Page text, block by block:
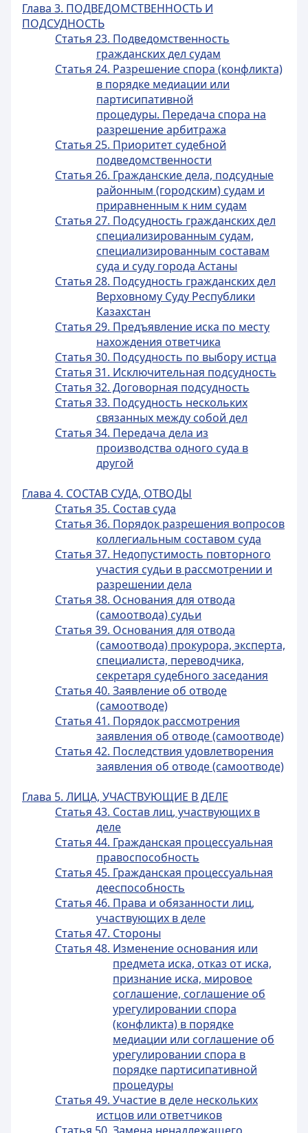
Глава 3. ПОДВЕДОМСТВЕННОСТЬ И
ПОДСУДНОСТЬ
Статья 23. Подведомственность
гражданских дел судам
Статья 24. Разрешение спора (конфликта)
в порядке медиации или
партисипативной
процедуры. Передача спора на
разрешение арбитража
Статья 25. Приоритет судебной
подведомственности
Статья 26. Гражданские дела, подсудные
районным (городским) судам и
приравненным к ним судам
Статья 27. Подсудность гражданских дел
специализированным судам,
специализированным составам
суда и суду города Астаны
Статья 28. Подсудность гражданских дел
Верховному Суду Республики
Казахстан
Статья 29. Предъявление иска по месту
нахождения ответчика
Статья 30. Подсудность по выбору истца
Статья 31. Исключительная подсудность
Статья 32. Договорная подсудность
Статья 33. Подсудность нескольких
связанных между собой дел
Статья 34. Передача дела из
производства одного суда в
другой
Глава 4. СОСТАВ СУДА, ОТВОДЫ
Статья 35. Состав суда
Статья 36. Порядок разрешения вопросов
коллегиальным составом суда
Статья 37. Недопустимость повторного
участия судьи в рассмотрении и
разрешении дела
Статья 38. Основания для отвода
(самоотвода) судьи
Статья 39. Основания для отвода
(самоотвода) прокурора, эксперта,
специалиста, переводчика,
секретаря судебного заседания
Статья 40. Заявление об отводе
(самоотводе)
Статья 41. Порядок рассмотрения
заявления об отводе (самоотводе)
Статья 42. Последствия удовлетворения
заявления об отводе (самоотводе)
Глава 5. ЛИЦА, УЧАСТВУЮЩИЕ В ДЕЛЕ
Статья 43. Состав лиц, участвующих в
деле
Статья 44. Гражданская процессуальная
правоспособность
Статья 45. Гражданская процессуальная
дееспособность
Статья 46. Права и обязанности лиц,
участвующих в деле
Статья 47. Стороны
Статья 48. Изменение основания или
предмета иска, отказ от иска,
признание иска, мировое
соглашение, соглашение об
урегулировании спора
(конфликта) в порядке
медиации или соглашение об
урегулировании спора в
порядке партисипативной
процедуры
Статья 49. Участие в деле нескольких
истцов или ответчиков